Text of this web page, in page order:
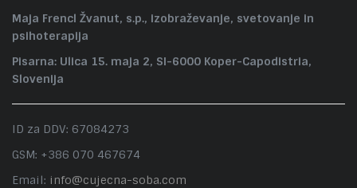
Maja Frencl Žvanut, s.p., izobraževanje, svetovanje in
psihoterapija
Pisarna: Ulica 15. maja 2, SI-6000 Koper-Capodistria,
Slovenija
ID za DDV: 67084273
GSM: +386 070 467674
Email: info@cujecna-soba.com